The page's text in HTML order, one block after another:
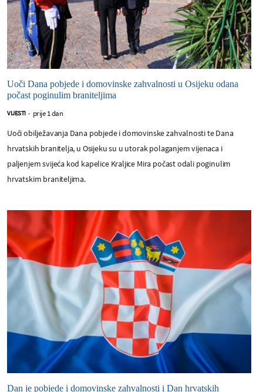
Uoči Dana pobjede i domovinske zahvalnosti u Osijeku odana
počast poginulim braniteljima
VIJESTI - prije 1 dan
Uoči obilježavanja Dana pobjede i domovinske zahvalnosti te Dana
hrvatskih branitelja, u Osijeku su u utorak polaganjem vijenaca i
paljenjem svijeća kod kapelice Kraljice Mira počast odali poginulim
hrvatskim braniteljima.
Dan je pobjede i domovinske zahvalnosti i Dan hrvatskih